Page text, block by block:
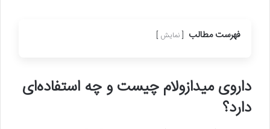
فهرست مطالب نمایش
داروی میدازولام چیست و چه استفاده‌ای
دارد؟